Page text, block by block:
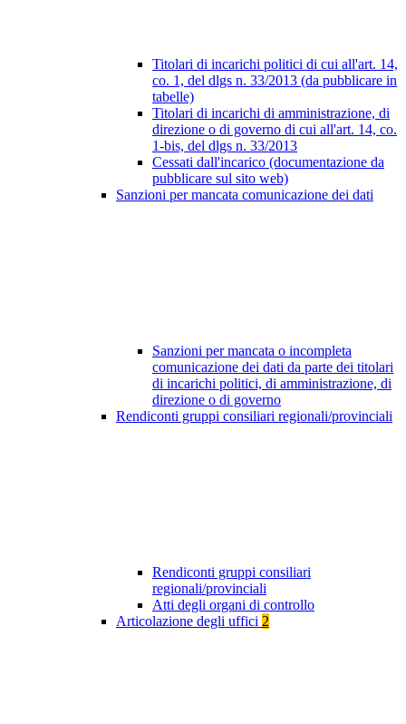
Titolari di incarichi politici di cui all'art. 14,
co. 1, del dlgs n. 33/2013 (da pubblicare in
tabelle)
Titolari di incarichi di amministrazione, di
direzione o di governo di cui all'art. 14, co.
1-bis, del dlgs n. 33/2013
Cessati dall'incarico (documentazione da
pubblicare sul sito web)
Sanzioni per mancata comunicazione dei dati
Sanzioni per mancata o incompleta
comunicazione dei dati da parte dei titolari
di incarichi politici, di amministrazione, di
direzione o di governo
Rendiconti gruppi consiliari regionali/provinciali
Rendiconti gruppi consiliari
regionali/provinciali
Atti degli organi di controllo
Articolazione degli uffici 2